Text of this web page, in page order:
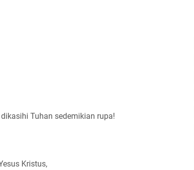
Tuhan sedemikian rupa!
Kristus,